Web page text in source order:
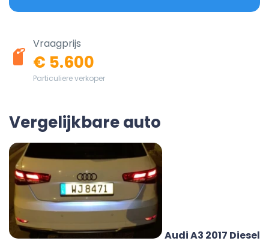
Vraagprijs
€ 5.600
Particuliere verkoper
Vergelijkbare auto
Audi A3 2017 Diesel